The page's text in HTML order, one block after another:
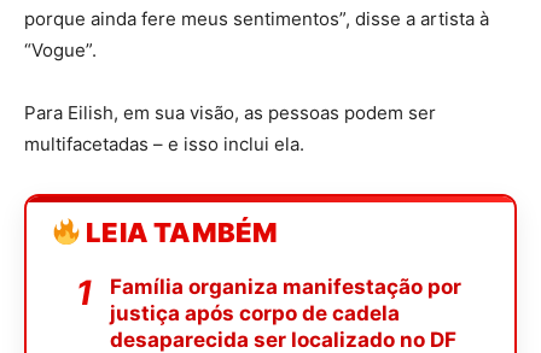
porque ainda fere meus sentimentos”, disse a artista à
“Vogue”.
Para Eilish, em sua visão, as pessoas podem ser
multifacetadas – e isso inclui ela.
LEIA TAMBÉM
Família organiza manifestação por
justiça após corpo de cadela
desaparecida ser localizado no DF